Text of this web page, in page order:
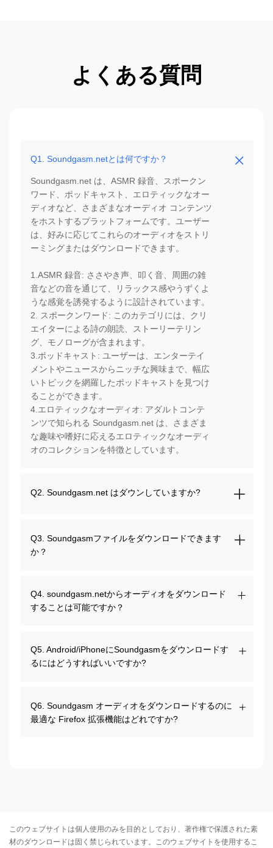
よくある質問
Q1. Soundgasm.netとは何ですか？
Soundgasm.net は、ASMR 録音、スポークン
ワード、ポッドキャスト、エロティックなオー
ディオなど、さまざまなオーディオ コンテンツ
をホストするプラットフォームです。ユーザー
は、好みに応じてこれらのオーディオをストリ
ーミングまたはダウンロードできます。
1.ASMR 録音: ささやき声、叩く音、周囲の雑
音などの音を通じて、リラックス感やうずくよ
うな感覚を誘発するように設計されています。
2. スポークンワード: このカテゴリには、クリ
エイターによる詩の朗読、ストーリーテリン
グ、モノローグが含まれます。
3.ポッドキャスト: ユーザーは、エンターテイ
メントやニュースからニッチな興味まで、幅広
いトピックを網羅したポッドキャストを見つけ
ることができます。
4.エロティックなオーディオ: アダルトコンテ
ンツで知られる Soundgasm.net は、さまざま
な趣味や嗜好に応えるエロティックなオーディ
オのコレクションを特徴としています。
Q2. Soundgasm.net はダウンしていますか?
Q3. Soundgasmファイルをダウンロードできます
か？
Q4. soundgasm.netからオーディオをダウンロード
することは可能ですか？
Q5. Android/iPhoneにSoundgasmをダウンロードす
るにはどうすればいいですか?
Q6. Soundgasm オーディオをダウンロードするのに
最適な Firefox 拡張機能はどれですか?
このウェブサイトは個人使用のみを目的としており、著作権で保護された素
材のダウンロードは固く禁じられています。このウェブサイトを使用するこ